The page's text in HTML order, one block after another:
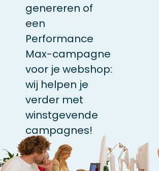
genereren of
een
Performance
Max-campagne
voor je webshop:
wij helpen je
verder met
winstgevende
campagnes!